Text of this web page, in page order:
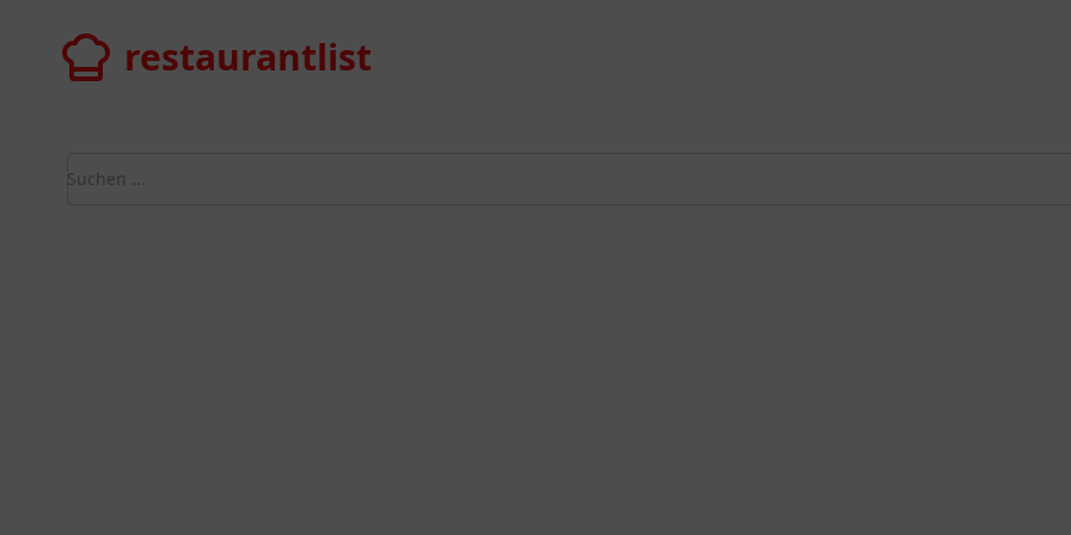
restaurantlistrestaurantlist